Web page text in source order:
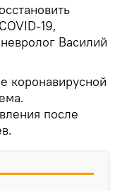
19,
Василий
коронавирусной
после